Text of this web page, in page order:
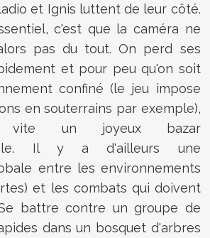
et Ignis luttent de leur côté.
c'est que la caméra ne
pas du tout. On perd ses
et pour peu qu'on soit
confiné (le jeu impose
en souterrains par exemple),
vite un joyeux bazar
Il y a d'ailleurs une
entre les environnements
et les combats qui doivent
battre contre un groupe de
dans un bosquet d'arbres